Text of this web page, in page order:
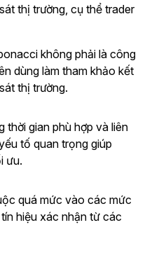
thị trường, cụ thể trader
không phải là công
dùng làm tham khảo kết
thị trường.
thời gian phù hợp và liên
tố quan trọng giúp
ưu.
quá mức vào các mức
hiệu xác nhận từ các